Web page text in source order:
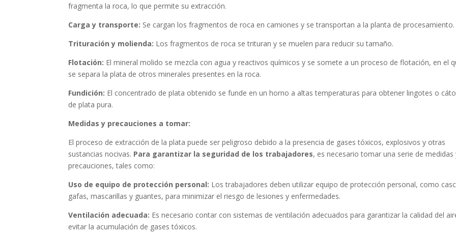
fragmenta la roca, lo que permite su extracción.
Carga y transporte: Se cargan los fragmentos de roca en camiones y se transportan a la planta de procesamiento.
Trituración y molienda: Los fragmentos de roca se trituran y se muelen para reducir su tamaño.
Flotación: El mineral molido se mezcla con agua y reactivos químicos y se somete a un proceso de flotación, en el
se separa la plata de otros minerales presentes en la roca.
Fundición: El concentrado de plata obtenido se funde en un horno a altas temperaturas para obtener lingotes o
de plata pura.
Medidas y precauciones a tomar:
El proceso de extracción de la plata puede ser peligroso debido a la presencia de gases tóxicos, explosivos y otras
sustancias nocivas. Para garantizar la seguridad de los trabajadores, es necesario tomar una serie de medidas
precauciones, tales como:
Uso de equipo de protección personal: Los trabajadores deben utilizar equipo de protección personal, como
gafas, mascarillas y guantes, para minimizar el riesgo de lesiones y enfermedades.
Ventilación adecuada: Es necesario contar con sistemas de ventilación adecuados para garantizar la calidad del
evitar la acumulación de gases tóxicos.